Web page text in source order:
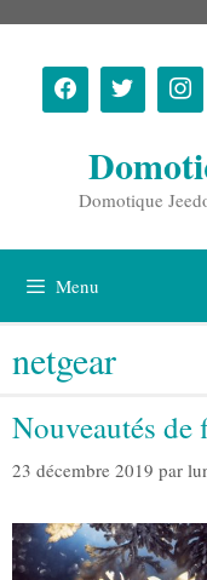
contenu
Domotique
Menu
netgear
Nouveautés de
23 décembre 2019 par